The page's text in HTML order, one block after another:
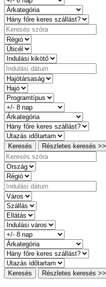
Keresés Részletes keresés >>
Keresés Részletes keresés >>